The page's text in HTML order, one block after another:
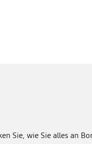
Sie, wie Sie alles an